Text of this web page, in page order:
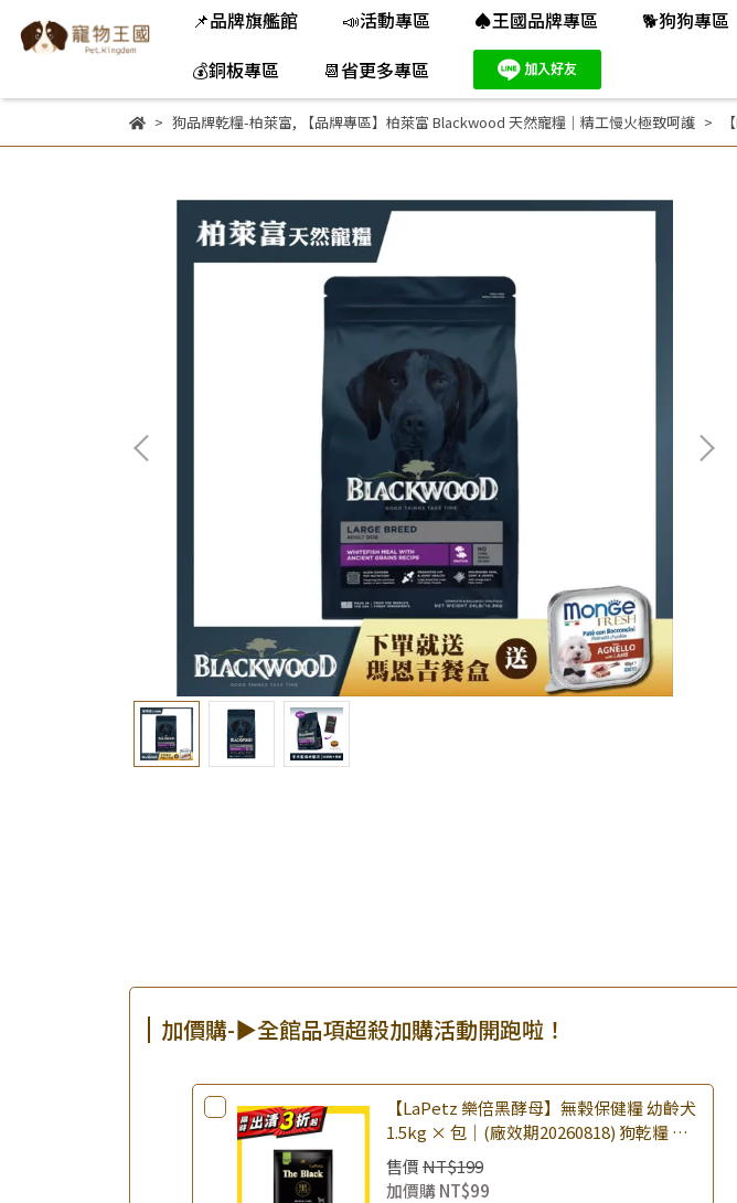
📌品牌旗艦館 📣活動專區 ♠王國品牌專區 🐕️狗狗專區
💰銅板專區
📆省更多專區
狗品牌乾糧-柏萊富, 【品牌專區】柏萊富 Blackwood 天然寵糧｜精工慢火極致呵護
加價購-▶全館品項超殺加購活動開跑啦！
【LaPetz 樂倍黑酵母】無榖保健糧 幼齡犬
1.5kg × 包｜(廠效期20260818) 狗乾糧 狗
飼料 幼犬飼料 無穀配方｜即期品
售價NT$199
加價購NT$99